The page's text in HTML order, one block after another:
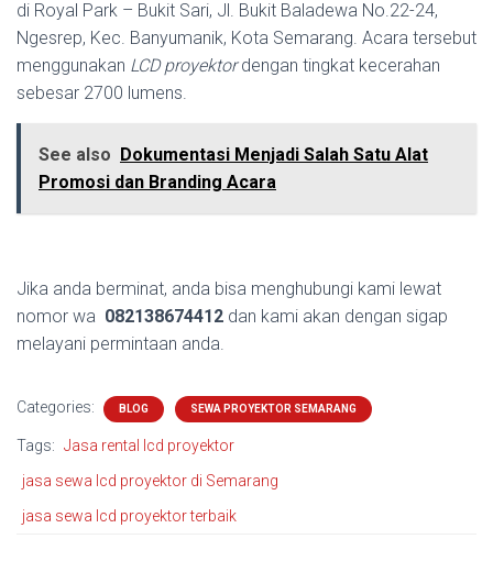
di Royal Park – Bukit Sari, Jl. Bukit Baladewa No.22-24,
Ngesrep, Kec. Banyumanik, Kota Semarang. Acara tersebut
menggunakan LCD proyektordengan tingkat kecerahan
sebesar 2700 lumens.
See also Dokumentasi Menjadi Salah Satu Alat
Promosi dan Branding Acara
Jika anda berminat, anda bisa menghubungi kami lewat
nomor wa 082138674412 dan kami akan dengan sigap
melayani permintaan anda.
Categories: BLOG SEWA PROYEKTOR SEMARANG
Tags: Jasa rental lcd proyektor
jasa sewa lcd proyektor di Semarang
jasa sewa lcd proyektor terbaik